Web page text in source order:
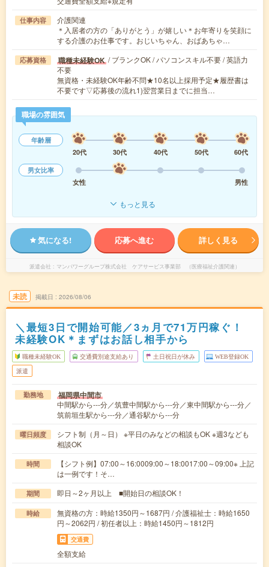
仕事内容
介護関連
＊入居者の方の「ありがとう」が嬉しい＊お年寄りを笑顔に
する介護のお仕事です。おじいちゃん、おばあちゃ…
応募資格 職種未経験OK / ブランクOK / パソコンスキル不要 / 英語力
不要
無資格・未経験OK年齢不問★10名以上採用予定★履歴書は
不要です▽応募後の流れ1)翌営業日までに担当…
職場の雰囲気
年齢層
20代
30代 40代 50代
60代
男女比率
女性
男性
もっと見る
気になる! 応募へ進む 詳しく見る
派遣会社 マンパワーグループ株式会社 ケアサービス事業部 （医療福祉介護関連）
未読 掲載日 2026/08/06
＼最短3日で開始可能／3ヵ月で71万円稼ぐ！
未経験OK＊まずはお話し相手から
職種未経験OK 交通費別途支給あり 土日祝日が休み WEB登録OK
派遣
勤務地 福岡県中間市
中間駅から---分／筑豊中間駅から---分／東中間駅から---分／
筑前垣生駅から---分／通谷駅から---分
曜日頻度
シフト制（月～日） ※平日のみなどの相談もOK ※週3なども
相談OK
時間
【シフト例】07:00～16:0009:00～18:0017:00～09:00※ 上記
は一例です！そ…
期間 即日～2ヶ月以上 ■開始日の相談OK！
時給
無資格の方：時給1350円～1687円 / 介護福祉士：時給1650
円～2062円 / 初任者以上：時給1450円～1812円
交通費
全額支給